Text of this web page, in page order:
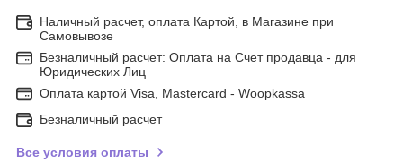
Наличный расчет, оплата Картой, в Магазине при
Самовывозе
Безналичный расчет: Оплата на Счет продавца - для
Юридических Лиц
Оплата картой Visa, Mastercard - Woopkassa
Безналичный расчет
Все условия оплаты